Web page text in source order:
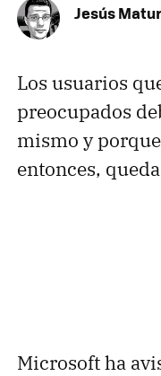
Jesús
Los usuarios
preocupados
mismo y
entonces,
Microsoft ha